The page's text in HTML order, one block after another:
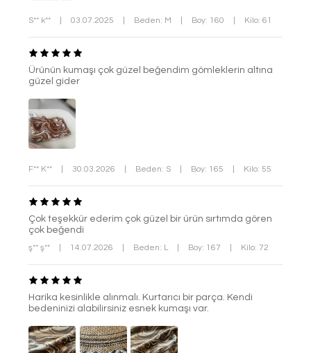
S** k** 03.07.2025 Beden: M Boy: 160 Kilo: 61
Ürünün kumaşı çok güzel beğendim gömleklerin altına
güzel gider
F** K** 30.03.2026 Beden: S Boy: 165 Kilo: 55
Çok teşekkür ederim çok güzel bir ürün sırtımda gören
çok beğendi
ş** ş** 14.07.2026 Beden: L Boy: 167 Kilo: 72
Harika kesinlikle alınmalı. Kurtarıcı bir parça. Kendi
bedeninizi alabilirsiniz esnek kumaşı var.